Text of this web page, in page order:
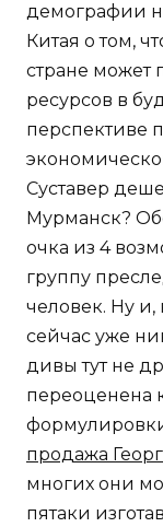
демографии
Китая о том,
стране может
ресурсов в
перспективе
Суставер
Мурманск?
очка из 4
группу
человек. Ну
сейчас уже
дивы тут не
переоценена
продажа
многих они
пятаки